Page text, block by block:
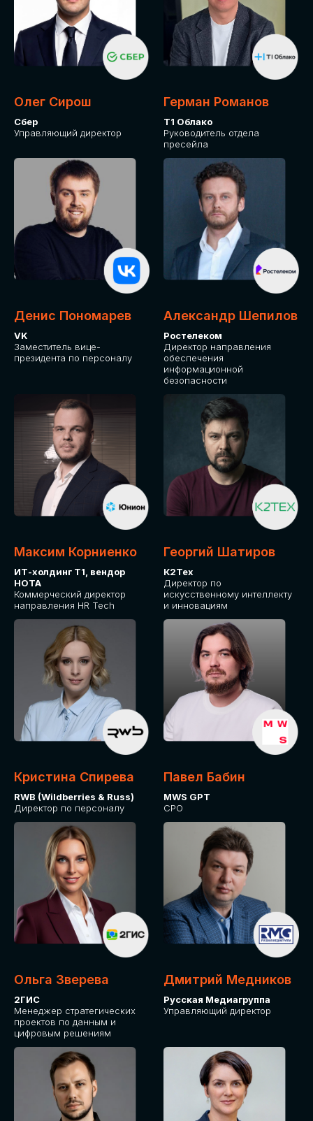
Олег Сирош
Сбер
Управляющий директор
Герман Романов
Т1 Облако
Руководитель отдела
пресейла
Денис Пономарев
VK
Заместитель вице-
президента по персоналу
Александр Шепилов
Ростелеком
Директор направления
обеспечения
информационной
безопасности
Максим Корниенко
ИТ-холдинг Т1, вендор
НОТА
Коммерческий директор
направления HR Tech
Георгий Шатиров
К2Тех
Директор по
искусственному интеллекту
и инновациям
Кристина Спирева
RWB (Wildberries & Russ)
Директор по персоналу
Павел Бабин
MWS GPT
CPO
Ольга Зверева
2ГИС
Менеджер стратегических
проектов по данным и
цифровым решениям
Дмитрий Медников
Русская Медиагруппа
Управляющий директор